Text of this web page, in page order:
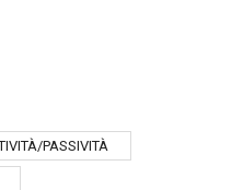
PASSIVITÀ